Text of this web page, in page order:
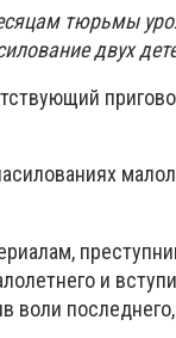
тюрьмы
двух
и
воли